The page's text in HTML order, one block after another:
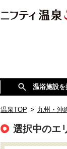
温浴施設を
温泉TOP > 九州・沖
選択中のエ